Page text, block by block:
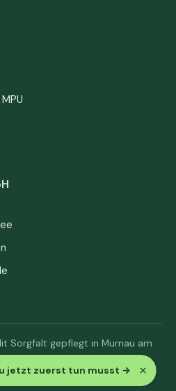
jetzt zuerst tun musst → ×
Sorgfalt gepflegt in Murnau am
AGB